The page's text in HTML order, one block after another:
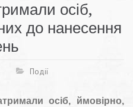
осіб,
до нанесення
Події
осіб, ймовірно,